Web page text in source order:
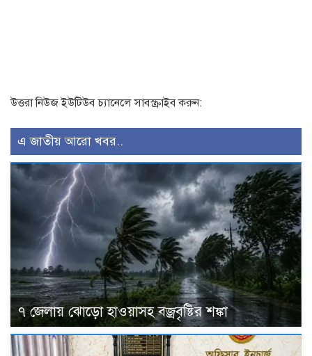
উত্তরা নিউজ ইউটিউব চ্যানেলে সাবস্ক্রাইব করুন:
এ জাতীয় আরো খবর..
৭ জেলায় ঝোড়ো হাওয়াসহ বজ্রবৃষ্টির শঙ্কা